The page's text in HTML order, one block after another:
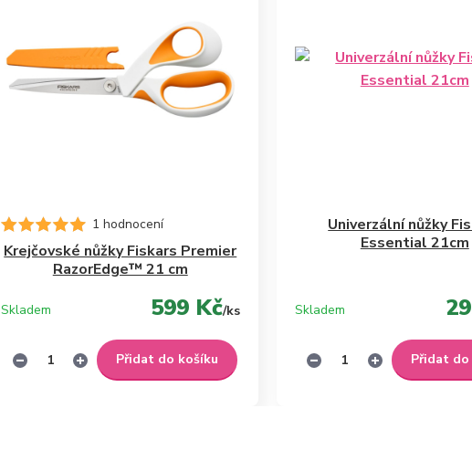
1 hodnocení
Krejčovské nůžky Fiskars Premier
RazorEdge™ 21 cm
599 Kč/ks
Skladem
Přidat do košíku
Univerzální nůžky
Essential 21cm
Skladem
Přidat